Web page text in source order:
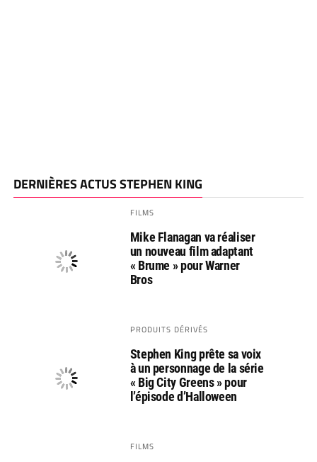
DERNIÈRES ACTUS STEPHEN KING
FILMS
Mike Flanagan va réaliser
un nouveau film adaptant
« Brume » pour Warner
Bros
PRODUITS DÉRIVÉS
Stephen King prête sa voix
à un personnage de la série
« Big City Greens » pour
l’épisode d’Halloween
FILMS